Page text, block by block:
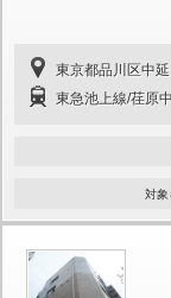
東京都品川区中延
東急池上線/荏原
対象